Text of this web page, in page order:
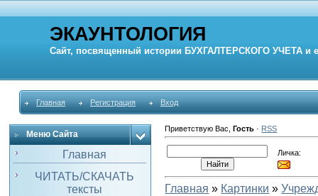
ЭКАУНТОЛОГИЯ
Сайт, посвященный истории БУХГАЛТЕРСКОГО УЧЕТА и
Главная Регистрация Вход
Меню Сайта
Главная
ЧИТАТЬ/СКАЧАТЬ
тексты
Приветствую Вас ,Гость · RSS
Личка:
Главная » Картинки »